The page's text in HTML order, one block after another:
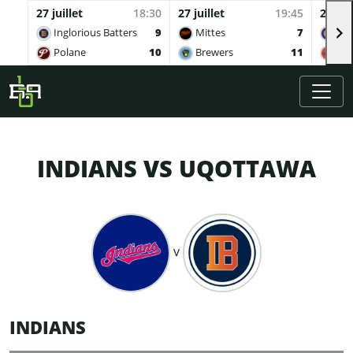
27 juillet 18:30
Inglorious Batters
9
Polane
10
27 juillet 19:45
Mittes
7
Brewers
11
27
Skip to main content
INDIANS VS UQOTTAWA
v
INDIANS